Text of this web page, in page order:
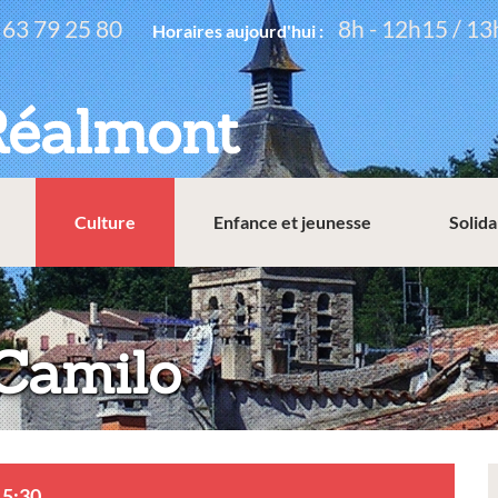
79 25 80 Horaires aujourd'hui : 8h - 12h15 /
Culture Enfance et jeunesse